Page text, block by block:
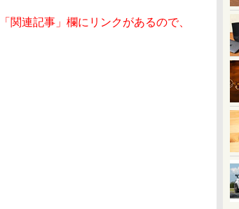
関連記事」欄にリンクがあるので、